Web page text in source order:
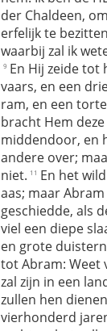
der Chaldeen,
erfelijk te
waarbij zal ik
9 En Hij zeide tot
vaars, en een
ram, en een
bracht Hem
middendoor, en
andere over;
niet. 11 En het
aas; maar
geschiedde, als
viel een diepe
en grote
tot Abram: Weet
zal zijn in een
zullen hen
vierhonderd